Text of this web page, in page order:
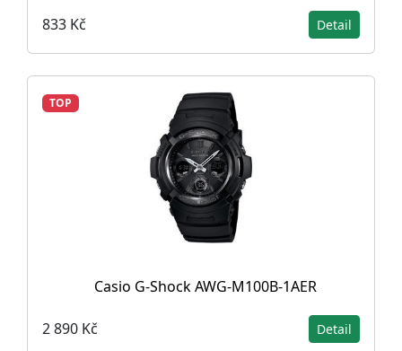
833 Kč Detail
TOP
Casio G-Shock AWG-M100B-1AER
2 890 Kč Detail